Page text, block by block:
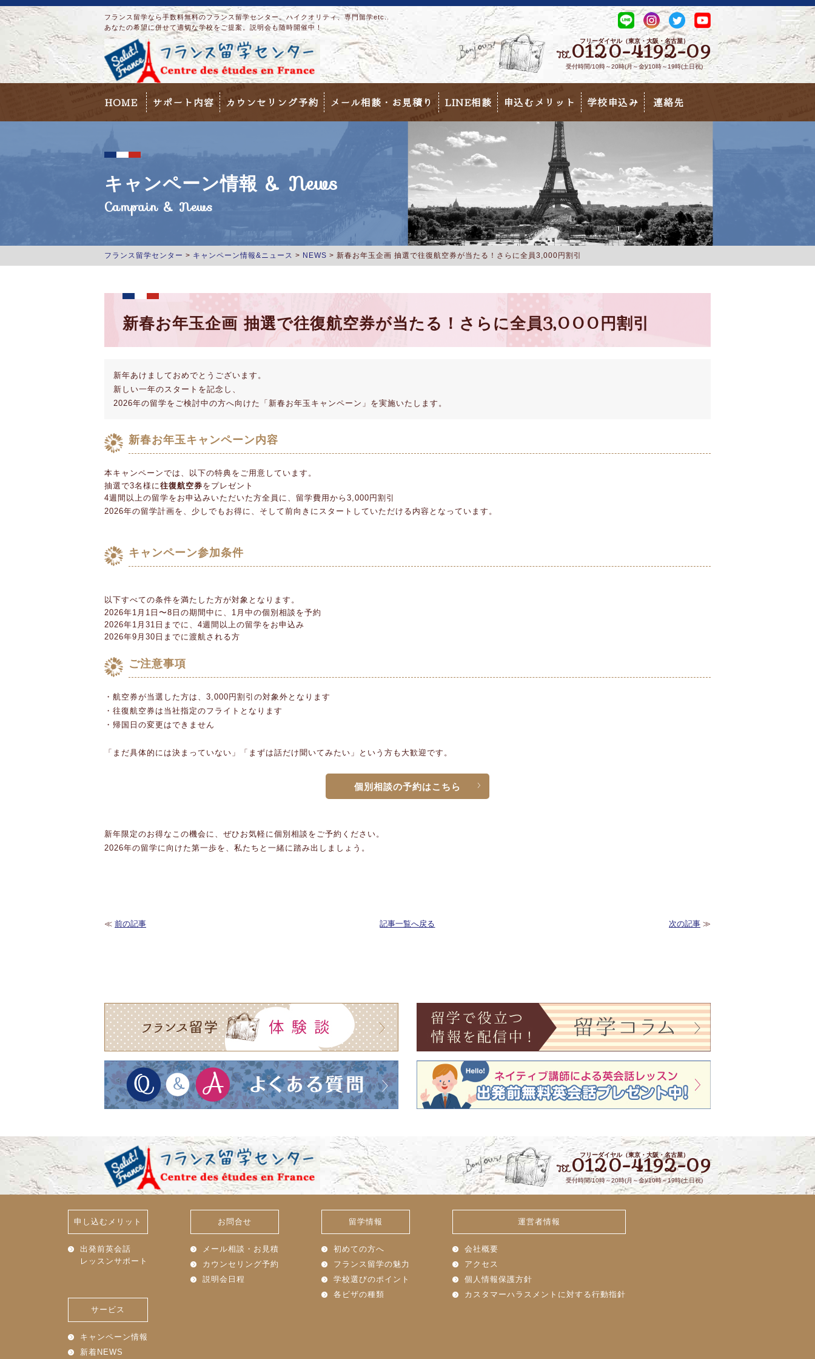
フランス留学なら手数料無料のフランス留学センター。ハイクオリティ、専門留学etc..
あなたの希望に併せて適切な学校をご提案。説明会も随時開催中！
フリーダイヤル（東京・大阪・名古屋）
TEL0120-4192-09
受付時間/10時～20時(月～金)/10時～19時(土日祝)
HOME サポート内容 カウンセリング予約 メール相談・お見積り LINE相談 申込むメリット 学校申込み 連絡先
キャンペーン情報 & News
Campain & News
フランス留学センター > キャンペーン情報&ニュース > NEWS > 新春お年玉企画 抽選で往復航空券が当たる！さらに全員3,000円割引
新春お年玉企画 抽選で往復航空券が当たる！さらに全員3,000円割引
新年あけましておめでとうございます。
新しい一年のスタートを記念し、
2026年の留学をご検討中の方へ向けた「新春お年玉キャンペーン」を実施いたします。
新春お年玉キャンペーン内容
本キャンペーンでは、以下の特典をご用意しています。
抽選で3名様に往復航空券をプレゼント
4週間以上の留学をお申込みいただいた方全員に、留学費用から3,000円割引
2026年の留学計画を、少しでもお得に、そして前向きにスタートしていただける内容となっています。
キャンペーン参加条件
以下すべての条件を満たした方が対象となります。
2026年1月1日〜8日の期間中に、1月中の個別相談を予約
2026年1月31日までに、4週間以上の留学をお申込み
2026年9月30日までに渡航される方
ご注意事項
・航空券が当選した方は、3,000円割引の対象外となります
・往復航空券は当社指定のフライトとなります
・帰国日の変更はできません
「まだ具体的には決まっていない」「まずは話だけ聞いてみたい」という方も大歓迎です。
個別相談の予約はこちら
新年限定のお得なこの機会に、ぜひお気軽に個別相談をご予約ください。
2026年の留学に向けた第一歩を、私たちと一緒に踏み出しましょう。
≪ 前の記事 記事一覧へ戻る 次の記事≫
フリーダイヤル（東京・大阪・名古屋）
TEL0120-4192-09
受付時間/10時～20時(月～金)/10時～19時(土日祝)
申し込むメリット
出発前英会話
レッスンサポート
お問合せ
メール相談・お見積
カウンセリング予約
説明会日程
留学情報
初めての方へ
フランス留学の魅力
学校選びのポイント
各ビザの種類
運営者情報
会社概要
アクセス
個人情報保護方針
カスタマーハラスメントに対する行動指針
サービス
キャンペーン情報
新着NEWS